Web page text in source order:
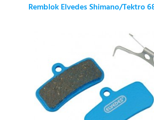
Remblok Elvedes Shimano/Tektro